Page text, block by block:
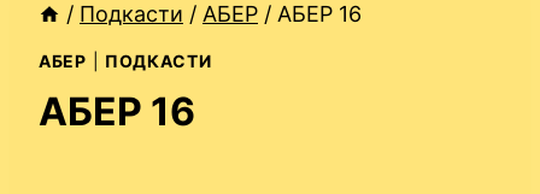
/ Подкасти / АБЕР / АБЕР 16
АБЕР ПОДКАСТИ
АБЕР 16